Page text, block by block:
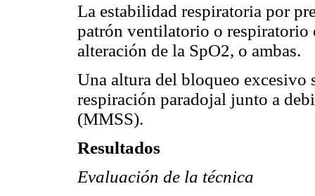
La estabilidad respiratoria por
patrón ventilatorio o
alteración de la SpO2, o ambas.
Una altura del bloqueo excesivo
respiración paradojal junto a
(MMSS).
Resultados
Evaluación de la técnica